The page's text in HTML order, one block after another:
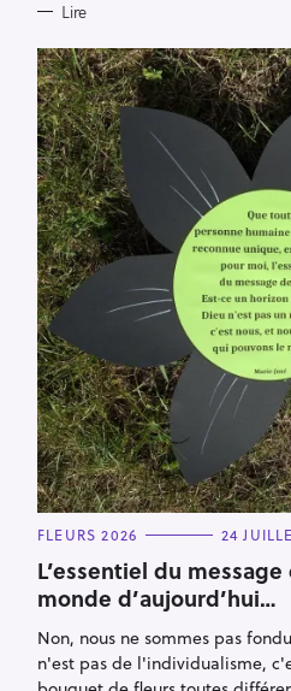
S Lire
C
T
E
G
O
R
I
E
S
FLEURS 2026 24
L’essentiel du
monde d’aujourd’hui…
Non, nous ne sommes pas
n'est pas de l'individualisme,